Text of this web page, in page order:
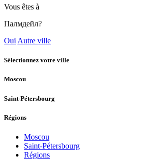
Vous êtes à
Палмдейл?
Oui Autre ville
Sélectionnez votre ville
Moscou
Saint-Pétersbourg
Régions
Moscou
Saint-Pétersbourg
Régions